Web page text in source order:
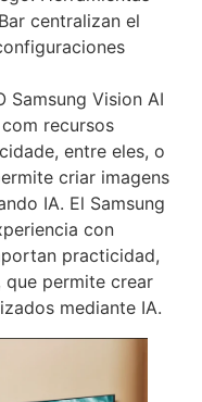
centralizan el
Samsung Vision AI
recursos
entre eles, o
criar imagens
IA. El Samsung
con
practicidad,
que permite crear
mediante IA.